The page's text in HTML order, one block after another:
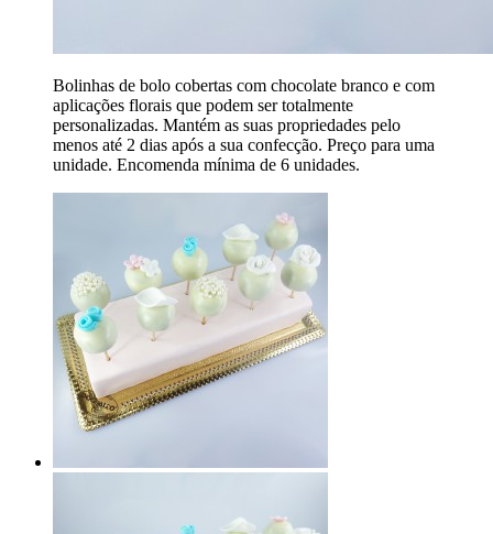
Bolinhas de bolo cobertas com chocolate branco e com
aplicações florais que podem ser totalmente
personalizadas. Mantém as suas propriedades pelo
menos até 2 dias após a sua confecção. Preço para uma
unidade. Encomenda mínima de 6 unidades.